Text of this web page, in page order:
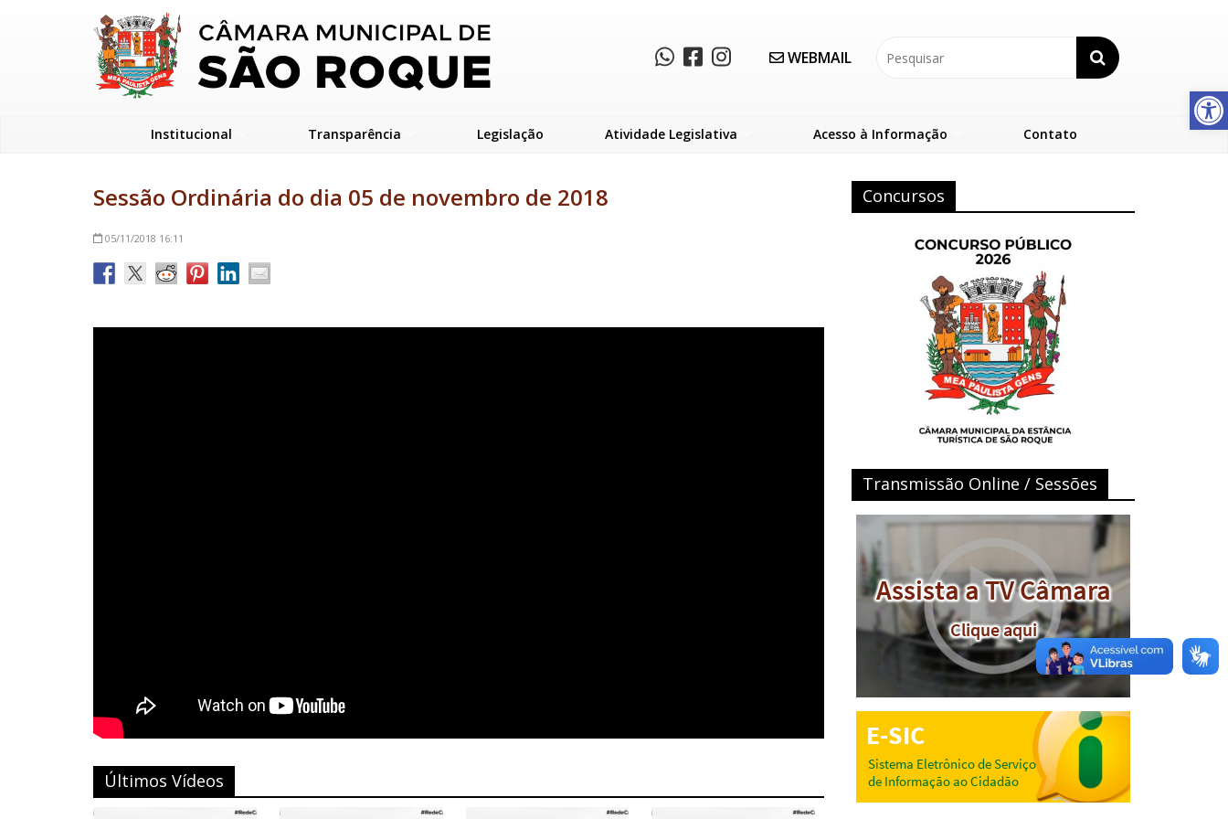
Abrir a barra de ferramentas
WEBMAIL
Institucional Transparência Legislação Atividade Legislativa Acesso à Informação Contato
Sessão Ordinária do dia 05 de novembro de 2018
05/11/2018 16:11
Últimos Vídeos
Concursos
Transmissão Online / Sessões